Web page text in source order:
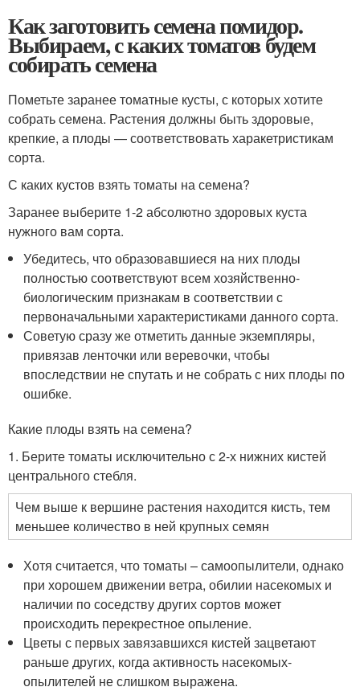
Как заготовить семена помидор.
Выбираем, с каких томатов будем
собирать семена
Пометьте заранее томатные кусты, с которых хотите
собрать семена. Растения должны быть здоровые,
крепкие, а плоды — соответствовать харакетристикам
сорта.
С каких кустов взять томаты на семена?
Заранее выберите 1-2 абсолютно здоровых куста
нужного вам сорта.
Убедитесь, что образовавшиеся на них плоды
полностью соответствуют всем хозяйственно-
биологическим признакам в соответствии с
первоначальными характеристиками данного сорта.
Советую сразу же отметить данные экземпляры,
привязав ленточки или веревочки, чтобы
впоследствии не спутать и не собрать с них плоды по
ошибке.
Какие плоды взять на семена?
1. Берите томаты исключительно с 2-х нижних кистей
центрального стебля.
Чем выше к вершине растения находится кисть, тем
меньшее количество в ней крупных семян
Хотя считается, что томаты – самоопылители, однако
при хорошем движении ветра, обилии насекомых и
наличии по соседству других сортов может
происходить перекрестное опыление.
Цветы с первых завязавшихся кистей зацветают
раньше других, когда активность насекомых-
опылителей не слишком выражена.